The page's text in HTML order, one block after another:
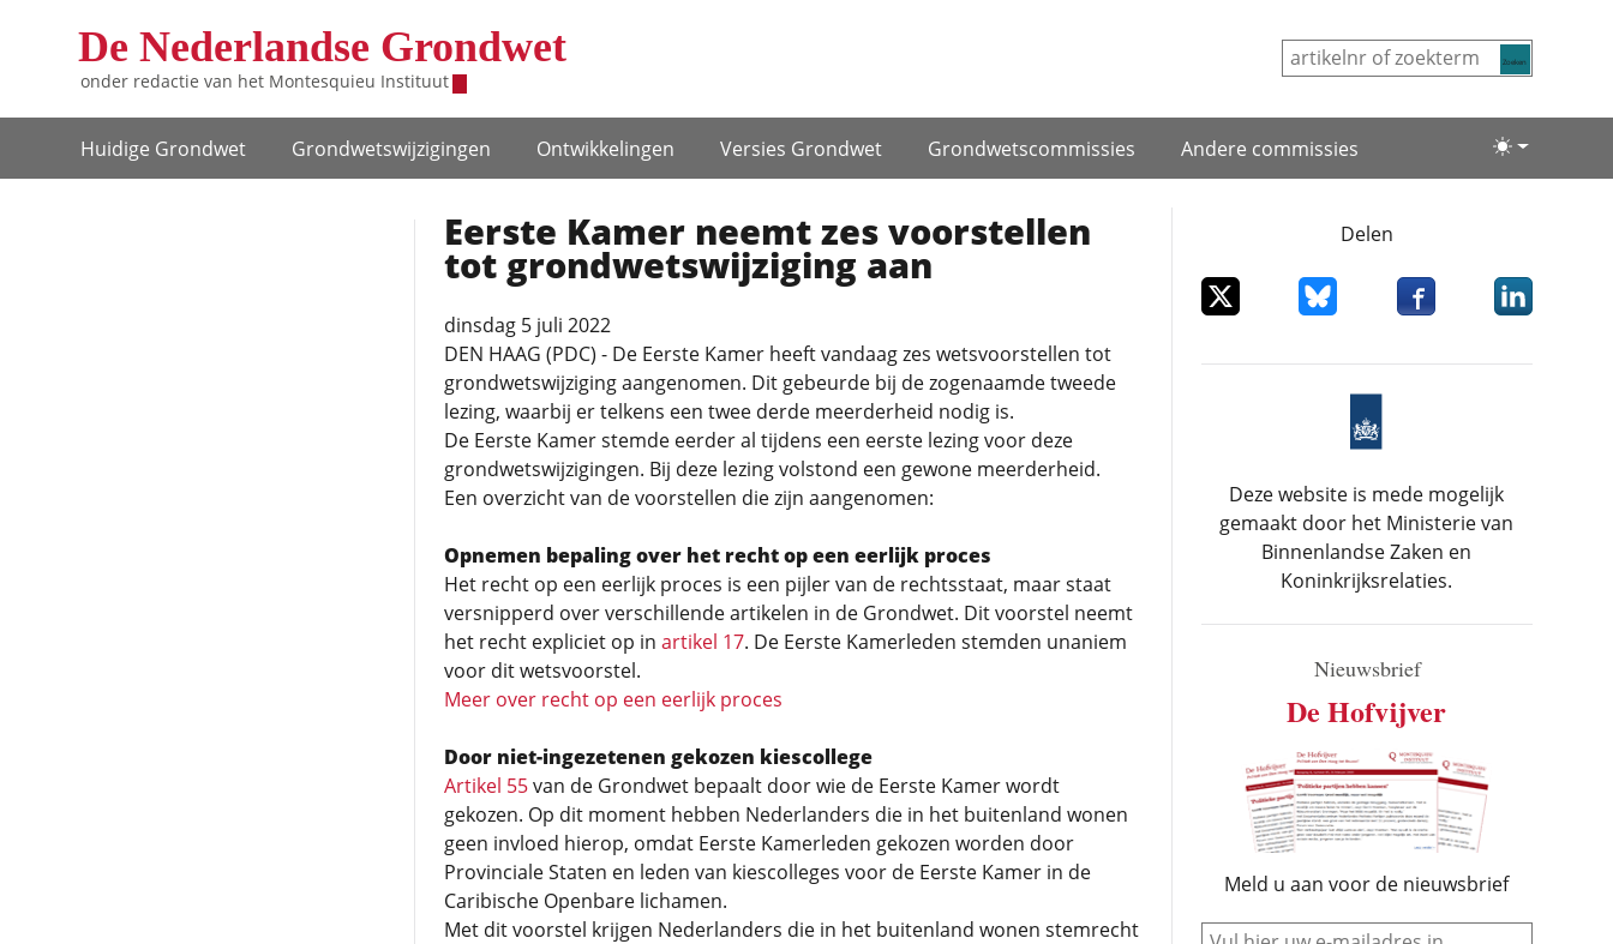
De Nederlandse Grondwet
onder redactie van het Montesquieu Instituut
Lichte/
Hoofdnavigatie
Huidige Grondwet Grondwets­wijzigingen Ontwikke­lingen Versies Grondwet Grondwets­commissies Andere commissies
Eerste Kamer neemt zes voorstellen
tot grondwetswijziging aan
dinsdag 5 juli 2022
DEN HAAG (PDC) - De Eerste Kamer heeft vandaag zes wetsvoorstellen tot
grondwetswijziging aangenomen. Dit gebeurde bij de zogenaamde tweede
lezing, waarbij er telkens een twee derde meerderheid nodig is.
De Eerste Kamer stemde eerder al tijdens een eerste lezing voor deze
grondwetswijzigingen. Bij deze lezing volstond een gewone meerderheid.
Een overzicht van de voorstellen die zijn aangenomen:
Opnemen bepaling over het recht op een eerlijk proces
Het recht op een eerlijk proces is een pijler van de rechtsstaat, maar staat
versnipperd over verschillende artikelen in de Grondwet. Dit voorstel neemt
het recht expliciet op in artikel 17. De Eerste Kamerleden stemden unaniem
voor dit wetsvoorstel.
Meer over recht op een eerlijk proces
Door niet-ingezetenen gekozen kiescollege
Artikel 55van de Grondwet bepaalt door wie de Eerste Kamer wordt
gekozen. Op dit moment hebben Nederlanders die in het buitenland wonen
geen invloed hierop, omdat Eerste Kamerleden gekozen worden door
Provinciale Staten en leden van kiescolleges voor de Eerste Kamer in de
Caribische Openbare lichamen.
Met dit voorstel krijgen Nederlanders die in het buitenland wonen stemrecht
Delen
Deel dit item op XDeel dit item op Bluesky
Deel dit item op
Deel dit
Deze website is mede mogelijk
gemaakt door het Ministerie van
Binnenlandse Zaken en
Koninkrijksrelaties.
Nieuwsbrief
De Hofvijver
Meld u aan voor de nieuwsbrief
e-mail